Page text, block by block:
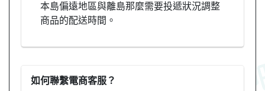
本島偏遠地區與離島那麼需要投遞狀況調整
商品的配送時間。
如何聯繫電商客服？